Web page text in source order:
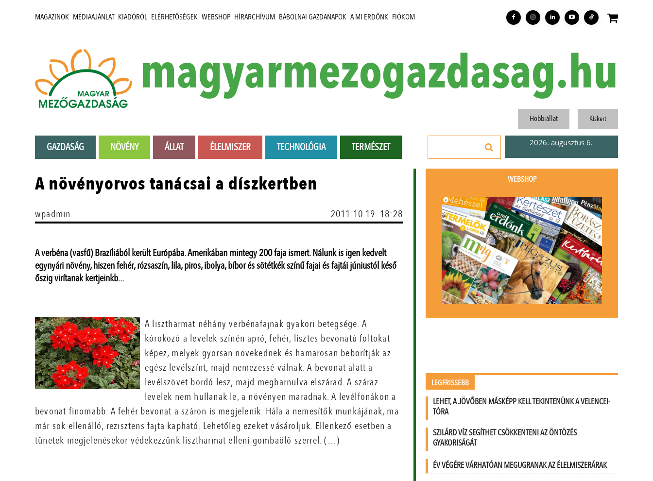
MAGAZINOK MÉDIAAJÁNLAT KIADÓRÓL ELÉRHETŐSÉGEK WEBSHOP HÍRARCHÍVUM BÁBOLNAI GAZDANAPOK A MI ERDŐNK FIÓKOM
magyarmezogazdasag.hu
GAZDASÁG NÖVÉNY ÁLLAT ÉLELMISZER TECHNOLÓGIA TERMÉSZET
Hobbiállat Kiskert
2026. augusztus 6.
A növényorvos tanácsai a díszkertben
wpadmin 2011.10.19. 18:28
A verbéna (vasfű) Brazíliából került Európába. Amerikában mintegy 200 faja ismert. Nálunk is igen kedvelt
egynyári növény, hiszen fehér, rózsaszín, lila, piros, ibolya, bíbor és sötétkék színű fajai és fajtái júniustól késő
őszig virítanak kertjeinkb...
A lisztharmat néhány verbénafajnak gyakori betegsége. A
kórokozó a levelek színén apró, fehér, lisztes bevonatú foltokat
képez, melyek gyorsan növekednek és hamarosan beborítják az
egész levélszínt, majd nemezessé válnak. A bevonat alatt a
levélszövet bordó lesz, majd megbarnulva elszárad. A száraz
levelek nem hullanak le, a növényen maradnak. A levélfonákon a
bevonat finomabb. A fehér bevonat a száron is megjelenik. Hála a nemesítők munkájának, ma
már sok ellenálló, rezisztens fajta kapható. Lehetőleg ezeket vásároljuk. Ellenkező esetben a
tünetek megjelenésekor védekezzünk lisztharmat elleni gombaölő szerrel. (…)
WEBSHOP
LEGFRISSEBB
LEHET, A JÖVŐBEN MÁSKÉPP KELL TEKINTENÜNK A VELENCEI-
TÓRA
SZILÁRD VÍZ SEGÍTHET CSÖKKENTENI AZ ÖNTÖZÉS
GYAKORISÁGÁT
ÉV VÉGÉRE VÁRHATÓAN MEGUGRANAK AZ ÉLELMISZERÁRAK